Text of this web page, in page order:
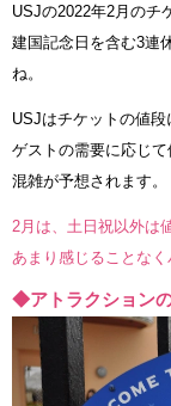
USJの2022年2月の
建国記念日を含む3連
ね。
USJはチケットの値段
ゲストの需要に応じ
混雑が予想されます。
2月は、土日祝以外は
あまり感じることな
◆アトラクション